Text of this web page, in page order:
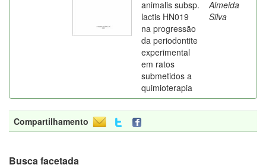
animalis subsp.
lactis HN019
na progressão
da periodontite
experimental
em ratos
submetidos a
quimioterapia
Almeida
Silva
Compartilhamento
Busca facetada